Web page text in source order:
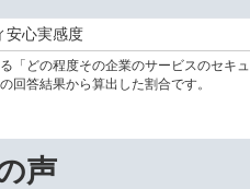
安心実感度
「どの程度その企業のサービスのセキ
回答結果から算出した割合です。
声